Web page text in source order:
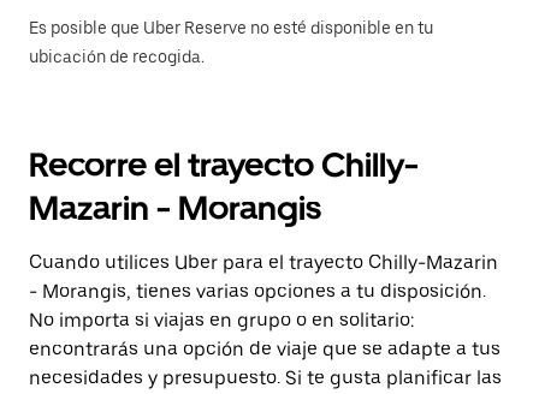
Es posible que Uber Reserve no esté disponible en tu
ubicación de recogida.
Recorre el trayecto Chilly-
Mazarin - Morangis
Cuando utilices Uber para el trayecto Chilly-Mazarin
- Morangis, tienes varias opciones a tu disposición.
No importa si viajas en grupo o en solitario:
encontrarás una opción de viaje que se adapte a tus
necesidades y presupuesto. Si te gusta planificar las